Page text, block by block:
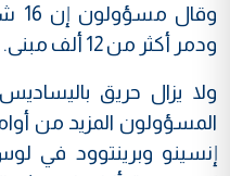
ودمر أكثر من 12 ألف مبنى.
ولا يزال حريق
المسؤولون المزيد من
إنسينو وبرينتوود في